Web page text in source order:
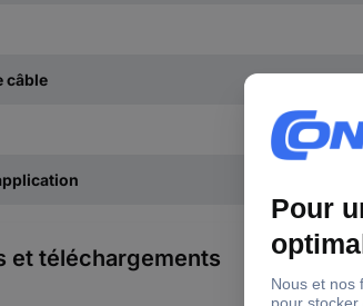
câble
et téléchargements